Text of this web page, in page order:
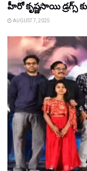
హీరో కృష్ణసాయి డ్రగ్స్
AUGUST 7, 2025